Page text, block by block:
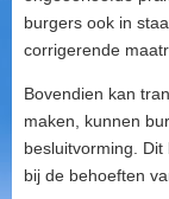
burgers ook in
corrigerende
Bovendien kan
maken, kunnen
besluitvorming.
bij de behoeften